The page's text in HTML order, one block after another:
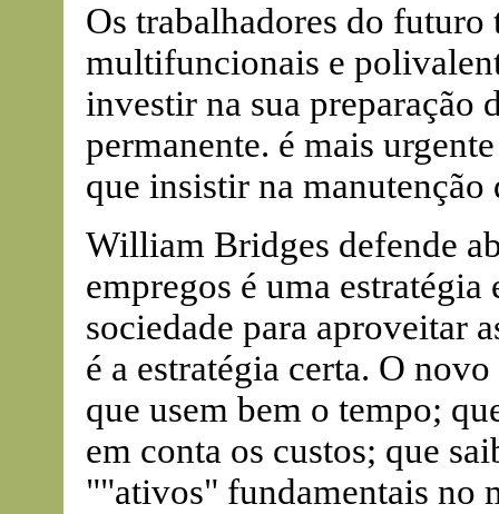
Os trabalhadores do futuro
multifuncionais e
investir na sua preparação
permanente. é mais
que insistir na manutenção
William Bridges defende
empregos é uma estratégia
sociedade para aproveitar
é a estratégia certa. O
que usem bem o tempo;
em conta os custos; que
""ativos" fundamentais no